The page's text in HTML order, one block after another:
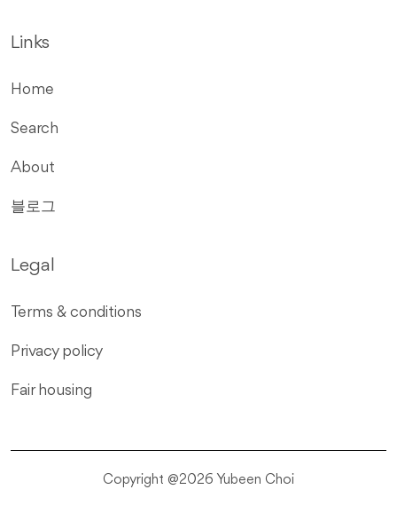
Links
Home
Search
About
블로그
Legal
Terms & conditions
Privacy policy
Fair housing
Copyright @2026 Yubeen Choi